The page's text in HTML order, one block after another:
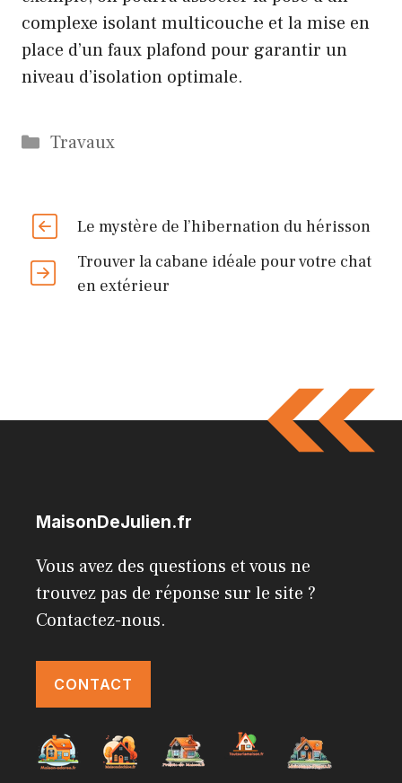
complexe isolant multicouche et la mise en
place d’un faux plafond pour garantir un
niveau d’isolation optimale.
Catégories
Travaux
Le mystère de l’hibernation du hérisson
Trouver la cabane idéale pour votre chat
en extérieur
MaisonDeJulien.fr
Vous avez des questions et vous ne
trouvez pas de réponse sur le site ?
Contactez-nous.
CONTACT